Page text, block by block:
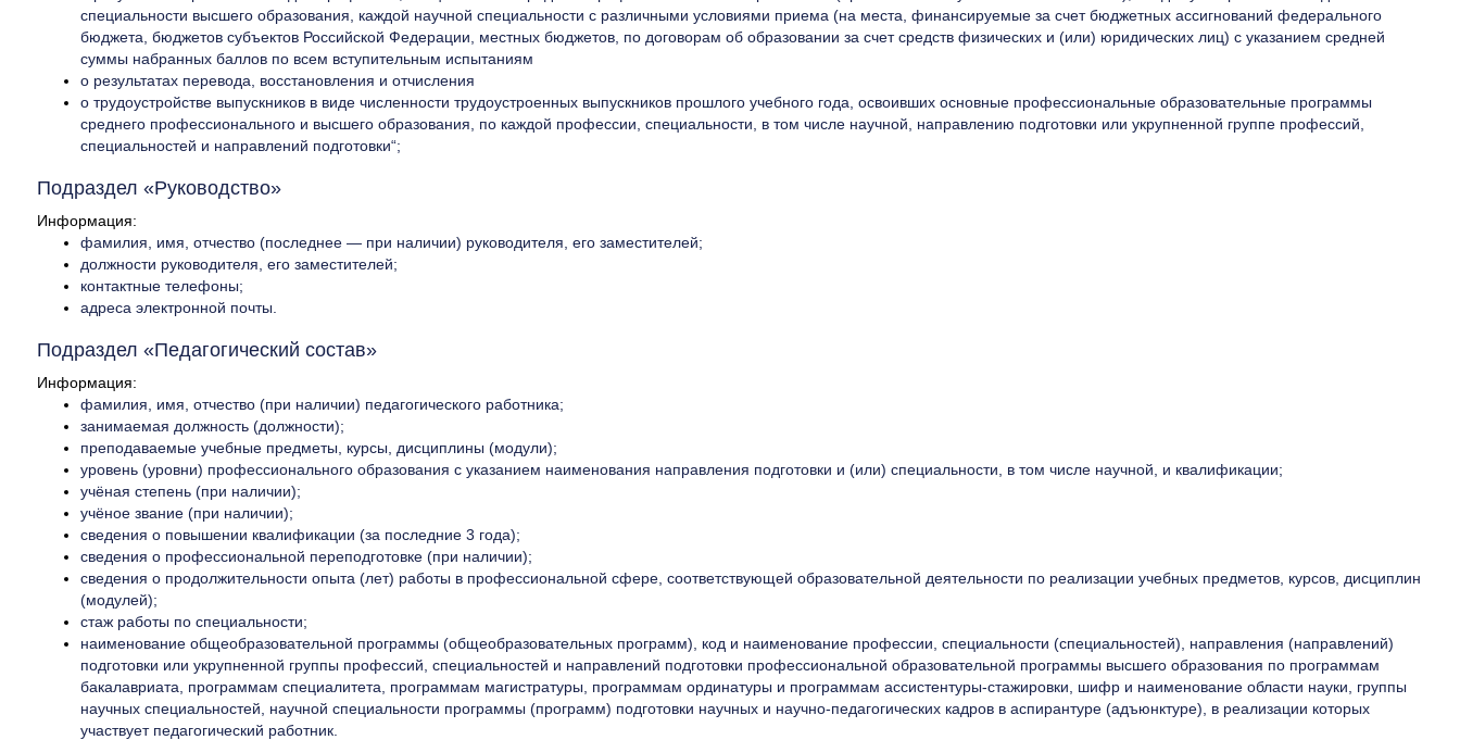
специальности высшего образования, каждой научной специальности с различными условиями приема (на места, финансируемые за счет бюджетных ассигнований федерального
бюджета, бюджетов субъектов Российской Федерации, местных бюджетов, по договорам об образовании за счет средств физических и (или) юридических лиц) с указанием средней
суммы набранных баллов по всем вступительным испытаниям
о результатах перевода, восстановления и отчисления
о трудоустройстве выпускников в виде численности трудоустроенных выпускников прошлого учебного года, освоивших основные профессиональные образовательные программы
среднего профессионального и высшего образования, по каждой профессии, специальности, в том числе научной, направлению подготовки или укрупненной группе профессий,
специальностей и направлений подготовки“;
Подраздел «Руководство»
Информация:
фамилия, имя, отчество (последнее — при наличии) руководителя, его заместителей;
должности руководителя, его заместителей;
контактные телефоны;
адреса электронной почты.
Подраздел «Педагогический состав»
Информация:
фамилия, имя, отчество (при наличии) педагогического работника;
занимаемая должность (должности);
преподаваемые учебные предметы, курсы, дисциплины (модули);
уровень (уровни) профессионального образования с указанием наименования направления подготовки и (или) специальности, в том числе научной, и квалификации;
учёная степень (при наличии);
учёное звание (при наличии);
сведения о повышении квалификации (за последние 3 года);
сведения о профессиональной переподготовке (при наличии);
сведения о продолжительности опыта (лет) работы в профессиональной сфере, соответствующей образовательной деятельности по реализации учебных предметов, курсов, дисциплин
(модулей);
стаж работы по специальности;
наименование общеобразовательной программы (общеобразовательных программ), код и наименование профессии, специальности (специальностей), направления (направлений)
подготовки или укрупненной группы профессий, специальностей и направлений подготовки профессиональной образовательной программы высшего образования по программам
бакалавриата, программам специалитета, программам магистратуры, программам ординатуры и программам ассистентуры-стажировки, шифр и наименование области науки, группы
научных специальностей, научной специальности программы (программ) подготовки научных и научно-педагогических кадров в аспирантуре (адъюнктуре), в реализации которых
участвует педагогический работник.